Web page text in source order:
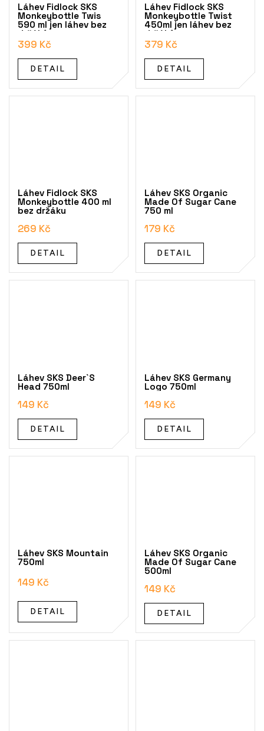
Láhev Fidlock SKS
Monkeybottle Twis
590 ml jen láhev bez
držáků
399 Kč
DETAIL
Láhev Fidlock SKS
Monkeybottle Twist
450ml jen láhev bez
držáků
379 Kč
DETAIL
Láhev Fidlock SKS
Monkeybottle 400 ml
bez držáku
269 Kč
DETAIL
Láhev SKS Organic
Made Of Sugar Cane
750 ml
179 Kč
DETAIL
Láhev SKS Deer`S
Head 750ml
149 Kč
DETAIL
Láhev SKS Germany
Logo 750ml
149 Kč
DETAIL
Láhev SKS Mountain
750ml
149 Kč
DETAIL
Láhev SKS Organic
Made Of Sugar Cane
500ml
149 Kč
DETAIL